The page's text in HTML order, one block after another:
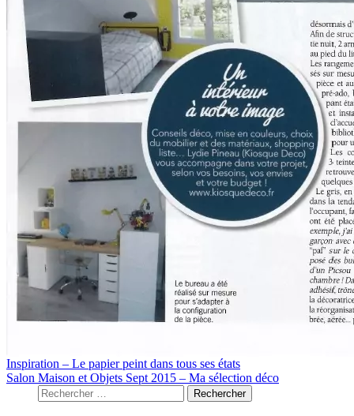
Inspiration – Le papier peint dans tous ses états
Salon Maison et Objets Sept 2015 – Ma sélection déco